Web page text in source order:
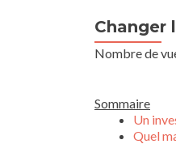
Changer
Nombre de
Sommaire
Un
Quel